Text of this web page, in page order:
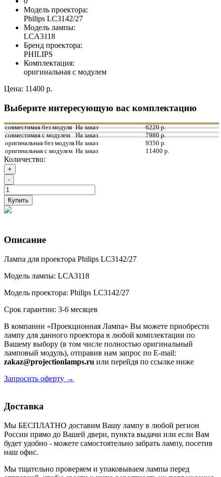
Модель проектора:
Philips LC3142/27
Модель лампы:
LCA3118
Бренд проектора:
PHILIPS
Комплектация:
оригинальная с модулем
Цена: 11400 р.
Выберите интересующую вас комплектацию
совместимая без модуля На заказ
6220 р.
совместимая с модулем
На заказ
7980 р.
оригинальная без модуляНа заказ
9350 р.
оригинальная с модулем На заказ 11400 р.
Количество:
+
-
Купить
Описание
Лампа для проектора Philips LC3142/27
Модель лампы: LCA3118
Модель проектора: Philips LC3142/27
Срок гарантии: 3-6 месяцев
В компании «Проекционная Лампа» Вы можете приобрести
лампу для данного проектора в любой комплектации по
Вашему выбору (в том числе полностью оригинальный
ламповый модуль), отправив нам запрос по E-mail:
zakaz@projectionlamps.ru или перейдя по ссылке ниже
Запросить оферту →
Доставка
Мы БЕСПЛАТНО доставим Вашу лампу в любой регион
России прямо до Вашей двери, пункта выдачи или если Вам
будет удобно - можете самостоятельно забрать лампу, посетив
наш офис.
Мы тщательно проверяем и упаковываем лампы перед